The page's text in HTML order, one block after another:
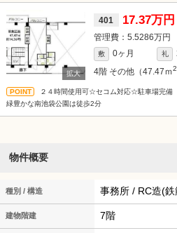
401 17.37万円
5.5286万円
敷 0ヶ月 礼
4階 その他（47.47ｍ2
２４時間使用可☆セコム対応☆駐車場完備
緑豊かな南池袋公園は徒歩2分
物件概要
種別 / 構造 事務所 / RC造(
建物階建 7階